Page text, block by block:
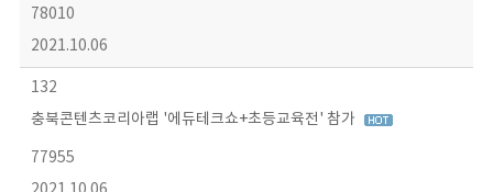
78010
2021.10.06
132
충북콘텐츠코리아랩 '에듀테크쇼+초등교육전' 참가
77955